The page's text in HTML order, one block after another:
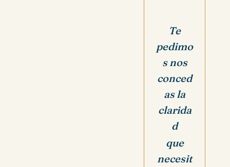
Te
pedimo
s nos
conced
as la
clarida
d
que
necesit